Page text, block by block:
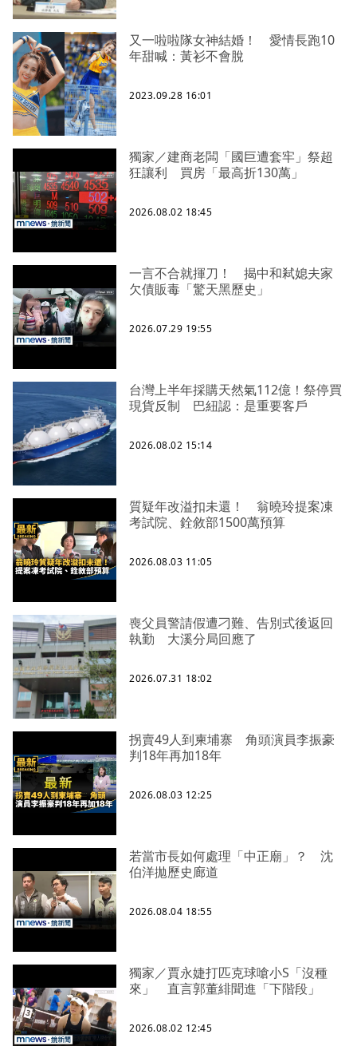
又一啦啦隊女神結婚！ 愛情長跑10
年甜喊：黃衫不會脫
2023.09.28 16:01
獨家／建商老闆「國巨遭套牢」祭超
狂讓利 買房「最高折130萬」
2026.08.02 18:45
一言不合就揮刀！ 揭中和弒媳夫家
欠債販毒「驚天黑歷史」
2026.07.29 19:55
台灣上半年採購天然氣112億！祭停買
現貨反制 巴紐認：是重要客戶
2026.08.02 15:14
質疑年改溢扣未還！ 翁曉玲提案凍
考試院、銓敘部1500萬預算
2026.08.03 11:05
喪父員警請假遭刁難、告別式後返回
執勤 大溪分局回應了
2026.07.31 18:02
拐賣49人到柬埔寨 角頭演員李振豪
判18年再加18年
2026.08.03 12:25
若當市長如何處理「中正廟」？ 沈
伯洋拋歷史廊道
2026.08.04 18:55
獨家／賈永婕打匹克球嗆小S「沒種
來」 直言郭董緋聞進「下階段」
2026.08.02 12:45